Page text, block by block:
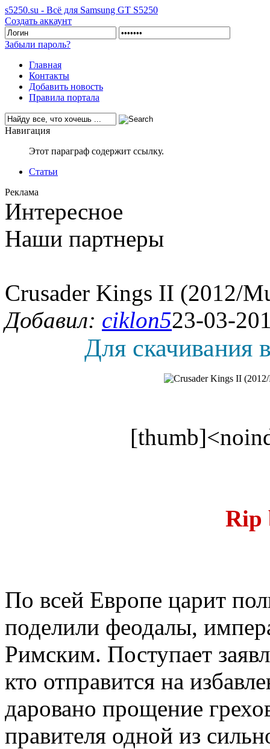
s5250.su - Всё для Samsung GT S5250
Создать аккаунт
Забыли пароль?
Главная
Контакты
Добавить новость
Правила портала
Навигация
Этот параграф содержит ссылку.
Статьи
Реклама
Интересное
Наши партнеры
Crusader Kings II (2012/
Добавил: ciklon523-03-
Для скачивания
Rip
По всей Европе царит
поделили феодалы,
Римским. Поступает
кто отправится на
даровано прощение
правителя одной из